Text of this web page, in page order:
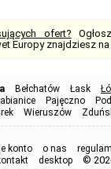
ofert?
Europy znajdziesz na
Bełchatów Łask
Pajęczno
Wieruszów
konto o nas
desktop ©